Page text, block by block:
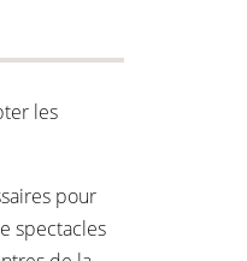
les
pour
spectacles